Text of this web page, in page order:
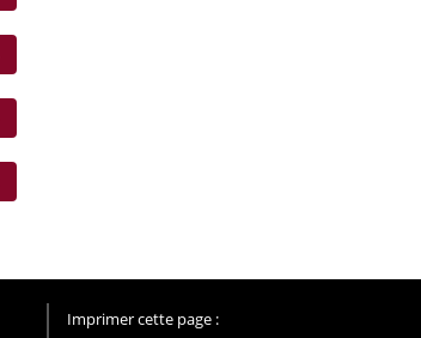
Imprimer cette page :